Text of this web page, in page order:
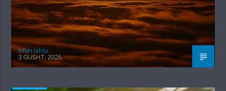
Irfan Jahiu
3 GUSHT, 2026